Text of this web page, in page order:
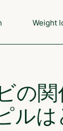
Weight
の
ルは